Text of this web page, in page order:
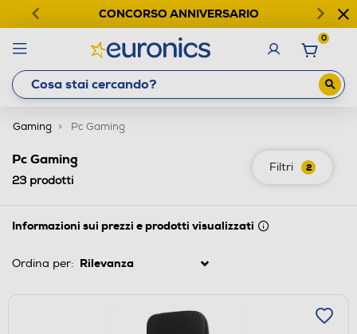
CONCORSO ANNIVERSARIO
0
Gaming Pc Gaming
Filtri 2
Pc Gaming
23prodotti
Informazioni sui prezzi e prodotti visualizzati
Ordina per: